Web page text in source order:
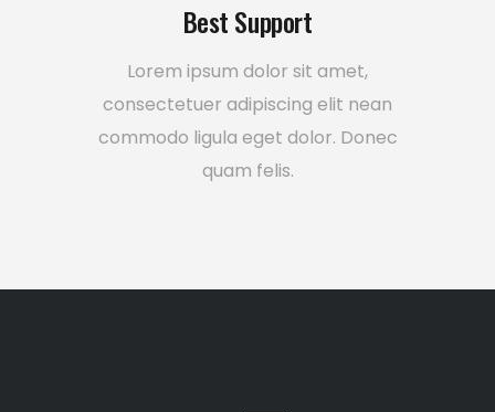
Best Support
Lorem ipsum dolor sit amet,
consectetuer adipiscing elit nean
commodo ligula eget dolor. Donec
quam felis.